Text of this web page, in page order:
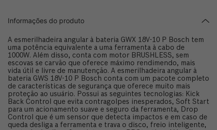
Informações do produto
A esmerilhadeira angular à bateria GWX 18V-10 P Bosch tem
uma potência equivalente a uma ferramenta à cabo de
1000W. Além disso, conta com motor BRUSHLESS, sem
escovas se carvão que oferece máximo rendimendo, mais
vida útil e livre de manutenção. A esmerilhadeira angular à
bateria GWS 18V-10 P Bosch conta com um pacote completo
de características de segurança que oferece muito mais
proteção ao usuário. Possui as seguintes tecnologias: Kick
Back Control que evita contragolpes inesperados, Soft Start
para um acionamento suave e seguro da ferramenta, Drop
Control que é um sensor que detecta impactos e em caso de
queda desliga a ferramenta e trava o disco, freio inteligente,